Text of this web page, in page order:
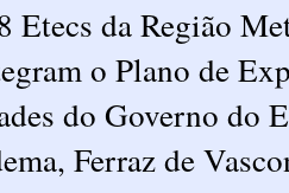
Etecs da Região
o Plano de
do Governo do
Ferraz de